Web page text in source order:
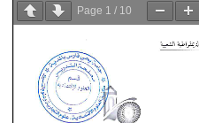
Page 1 / 10